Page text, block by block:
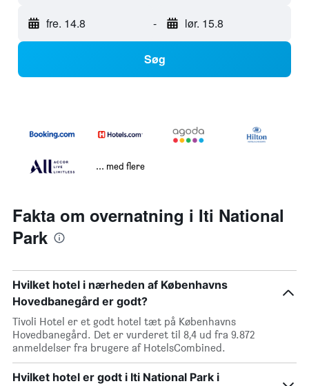
fre. 14.8 - lør. 15.8
Søg
... med flere
Fakta om overnatning i Iti National
Park
Hvilket hotel i nærheden af Københavns
Hovedbanegård er godt?
Tivoli Hotel er et godt hotel tæt på Københavns
Hovedbanegård. Det er vurderet til 8,4 ud fra 9.872
anmeldelser fra brugere af HotelsCombined.
Hvilket hotel er godt i Iti National Park i